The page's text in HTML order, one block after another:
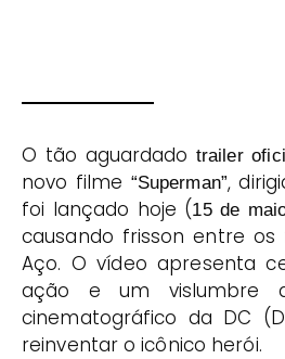
O tão aguardado trailer
novo filme “Superman”,
foi lançado hoje (15 de
causando frisson entre
Aço. O vídeo apresenta
ação e um vislumbre
cinematográfico da DC
reinventar o icônico herói.